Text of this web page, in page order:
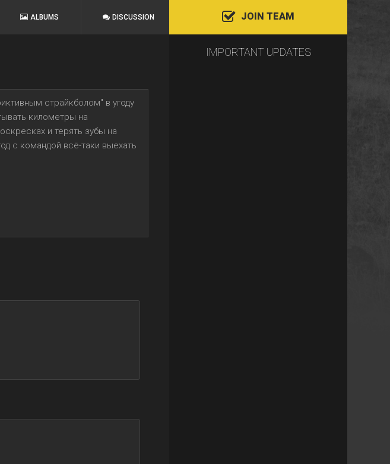
ALBUMS DISCUSSION JOIN TEAM
страйкболом" в угоду
километры на
и терять зубы на
с командой всё-таки выехать
IMPORTANT UPDATES